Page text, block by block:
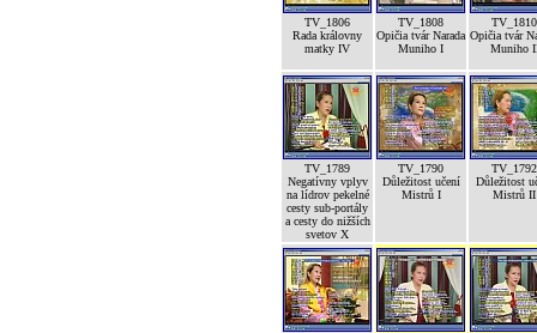
TV_1806
Rada královny
matky IV
TV_1808
Opičia tvár Narada
Muniho I
TV_1810
Opičia tvár
Muniho
TV_1789
Negatívny vplyv
na lídrov pekelné
cesty sub-portály
a cesty do nižších
svetov X
TV_1790
Důležitost učení
Mistrů I
TV_1792
Důležitost
Mistrů II